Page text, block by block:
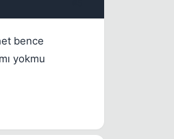
bence
yokmu